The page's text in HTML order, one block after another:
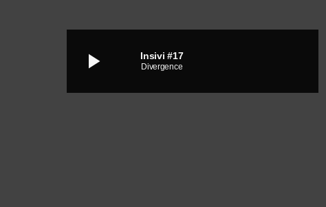
play_arrow Insivi #17
Divergence